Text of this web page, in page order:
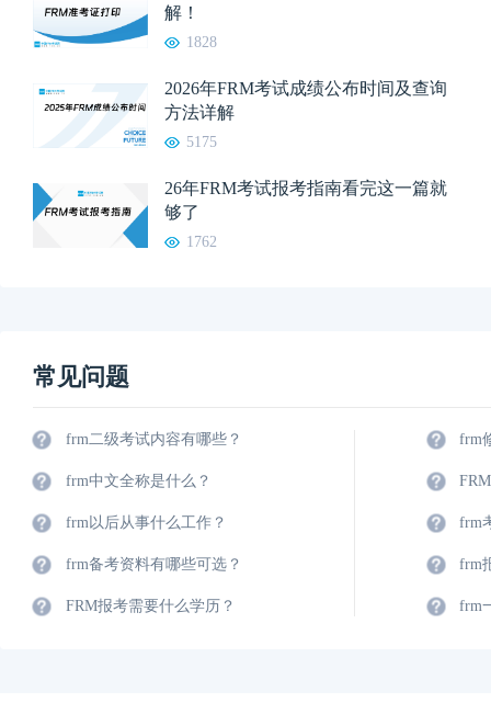
解！
1828
2026年FRM考试成绩公布时间及查询
方法详解
5175
26年FRM考试报考指南看完这一篇就
够了
1762
常见问题
frm二级考试内容有哪些？
frm中文全称是什么？
frm以后从事什么工作？
frm备考资料有哪些可选？
FRM报考需要什么学历？
frm
frm
frm
frm